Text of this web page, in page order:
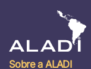
Sobre a ALADI